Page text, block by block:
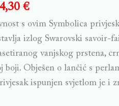
€
s ovim Symbolica
izlog Swarovski savoir-
vanjskog prstena,
boji. Obješen o lančić s
ispunjen svjetlom je i